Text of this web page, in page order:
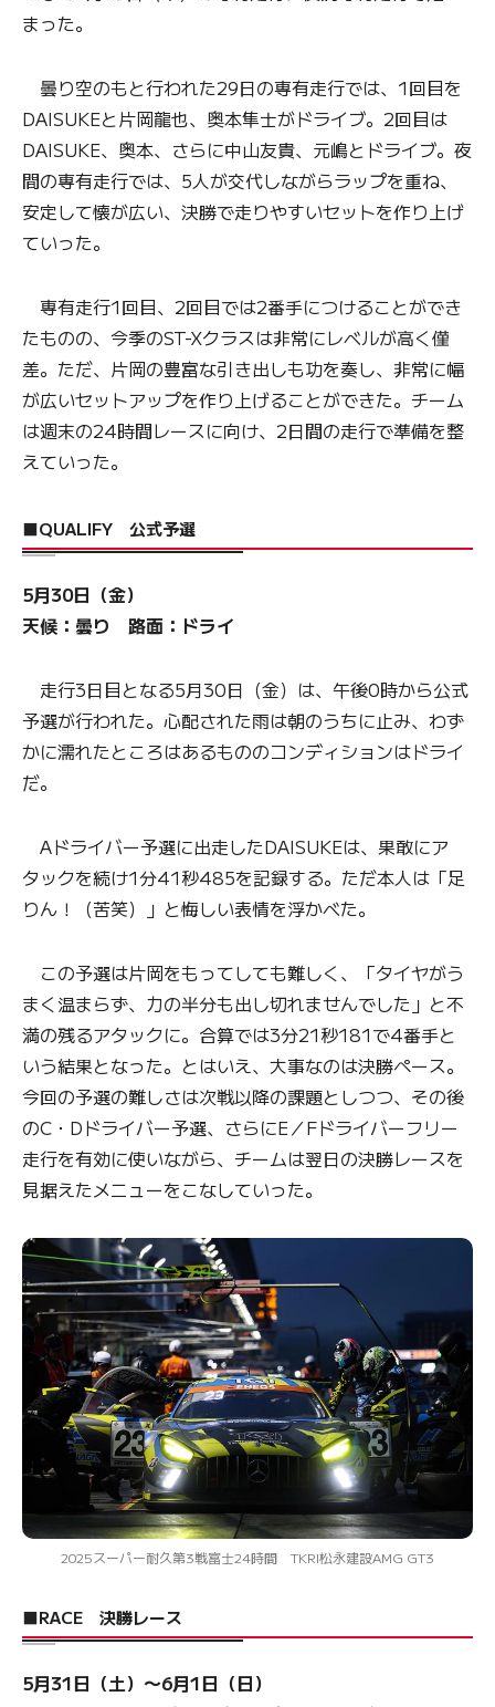
まった。
曇り空のもと行われた29日の専有走行では、1回目を
DAISUKEと片岡龍也、奥本隼士がドライブ。2回目は
DAISUKE、奥本、さらに中山友貴、元嶋とドライブ。夜
間の専有走行では、5人が交代しながらラップを重ね、
安定して懐が広い、決勝で走りやすいセットを作り上げ
ていった。
専有走行1回目、2回目では2番手につけることができ
たものの、今季のST-Xクラスは非常にレベルが高く僅
差。ただ、片岡の豊富な引き出しも功を奏し、非常に幅
が広いセットアップを作り上げることができた。チーム
は週末の24時間レースに向け、2日間の走行で準備を整
えていった。
■QUALIFY 公式予選
5月30日（金）
天候：曇り 路面：ドライ
走行3日目となる5月30日（金）は、午後0時から公式
予選が行われた。心配された雨は朝のうちに止み、わず
かに濡れたところはあるもののコンディションはドライ
だ。
Aドライバー予選に出走したDAISUKEは、果敢にア
タックを続け1分41秒485を記録する。ただ本人は「足
りん！（苦笑）」と悔しい表情を浮かべた。
この予選は片岡をもってしても難しく、「タイヤがう
まく温まらず、力の半分も出し切れませんでした」と不
満の残るアタックに。合算では3分21秒181で4番手と
いう結果となった。とはいえ、大事なのは決勝ペース。
今回の予選の難しさは次戦以降の課題としつつ、その後
のC・Dドライバー予選、さらにE／Fドライバーフリー
走行を有効に使いながら、チームは翌日の決勝レースを
見据えたメニューをこなしていった。
2025スーパー耐久第3戦富士24時間 TKRI松永建設AMG GT3
■RACE 決勝レース
5月31日（土）〜6月1日（日）